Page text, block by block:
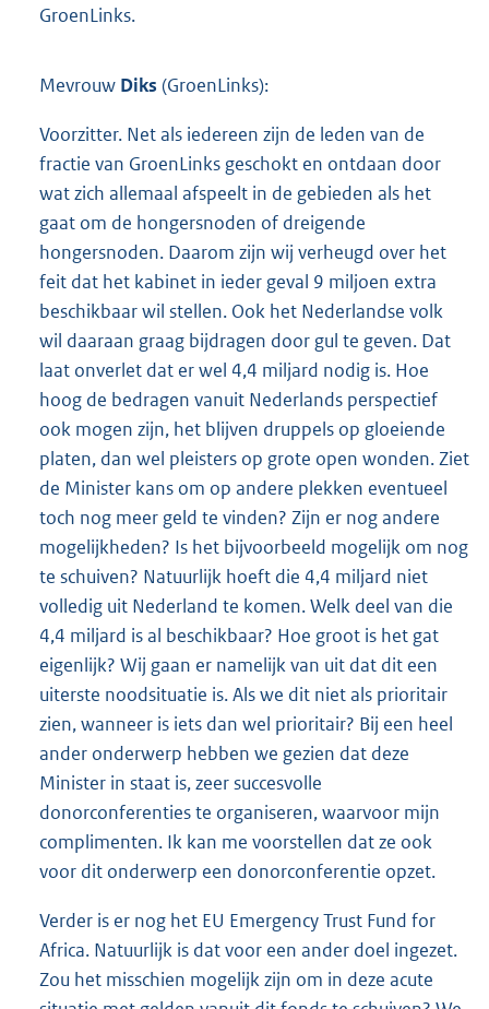
GroenLinks.
Mevrouw Diks (GroenLinks):
Voorzitter. Net als iedereen zijn de leden van de
fractie van GroenLinks geschokt en ontdaan door
wat zich allemaal afspeelt in de gebieden als het
gaat om de hongersnoden of dreigende
hongersnoden. Daarom zijn wij verheugd over het
feit dat het kabinet in ieder geval 9 miljoen extra
beschikbaar wil stellen. Ook het Nederlandse volk
wil daaraan graag bijdragen door gul te geven. Dat
laat onverlet dat er wel 4,4 miljard nodig is. Hoe
hoog de bedragen vanuit Nederlands perspectief
ook mogen zijn, het blijven druppels op gloeiende
platen, dan wel pleisters op grote open wonden. Ziet
de Minister kans om op andere plekken eventueel
toch nog meer geld te vinden? Zijn er nog andere
mogelijkheden? Is het bijvoorbeeld mogelijk om nog
te schuiven? Natuurlijk hoeft die 4,4 miljard niet
volledig uit Nederland te komen. Welk deel van die
4,4 miljard is al beschikbaar? Hoe groot is het gat
eigenlijk? Wij gaan er namelijk van uit dat dit een
uiterste noodsituatie is. Als we dit niet als prioritair
zien, wanneer is iets dan wel prioritair? Bij een heel
ander onderwerp hebben we gezien dat deze
Minister in staat is, zeer succesvolle
donorconferenties te organiseren, waarvoor mijn
complimenten. Ik kan me voorstellen dat ze ook
voor dit onderwerp een donorconferentie opzet.
Verder is er nog het EU Emergency Trust Fund for
Africa. Natuurlijk is dat voor een ander doel ingezet.
Zou het misschien mogelijk zijn om in deze acute